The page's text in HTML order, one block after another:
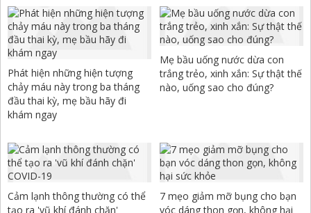
Phát hiện những hiện tượng
chảy máu này trong ba tháng
đầu thai kỳ, mẹ bầu hãy đi
khám ngay
Mẹ bầu uống nước dừa con
trắng trẻo, xinh xắn: Sự thật thế
nào, uống sao cho đúng?
Cảm lạnh thông thường có thể
tạo ra 'vũ khí đánh chặn'
7 mẹo giảm mỡ bụng cho bạn
vóc dáng thon gọn, không hại